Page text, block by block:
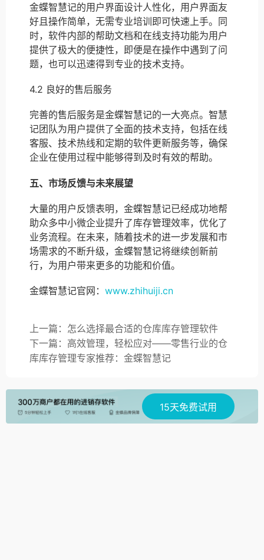
金蝶智慧记的用户界面设计人性化，用户界面友
好且操作简单，无需专业培训即可快速上手。同
时，软件内部的帮助文档和在线支持功能为用户
提供了极大的便捷性，即便是在操作中遇到了问
题，也可以迅速得到专业的技术支持。
4.2 良好的售后服务
完善的售后服务是金蝶智慧记的一大亮点。智慧
记团队为用户提供了全面的技术支持，包括在线
客服、技术热线和定期的软件更新服务等，确保
企业在使用过程中能够得到及时有效的帮助。
五、市场反馈与未来展望
大量的用户反馈表明，金蝶智慧记已经成功地帮
助众多中小微企业提升了库存管理效率，优化了
业务流程。在未来，随着技术的进一步发展和市
场需求的不断升级，金蝶智慧记将继续创新前
行，为用户带来更多的功能和价值。
金蝶智慧记官网： www.zhihuiji.cn
上一篇：怎么选择最合适的仓库库存管理软件
下一篇：高效管理，轻松应对——零售行业的仓
库库存管理专家推荐：金蝶智慧记
15天免费试用